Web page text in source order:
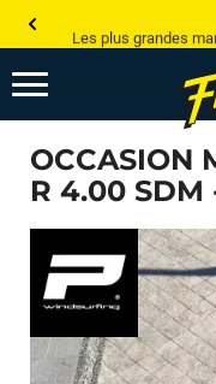
Jusqu’à -75% de
💰 Meilleur prix
Besoin de conseils
OCCASION
R 4.00 SDM